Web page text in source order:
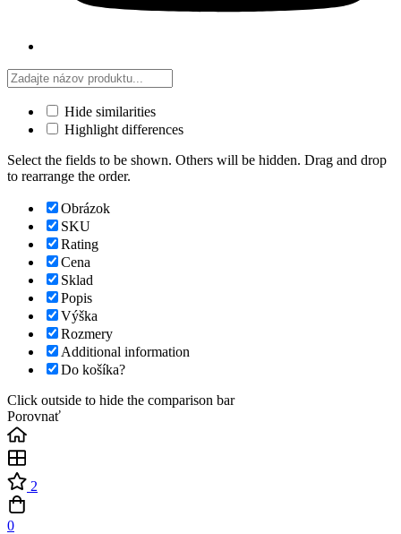
Hide similarities
Highlight differences
Select the fields to be shown. Others will be hidden. Drag and drop
to rearrange the order.
Obrázok
SKU
Rating
Cena
Sklad
Popis
Výška
Rozmery
Additional information
Do košíka?
Click outside to hide the comparison bar
Porovnať
2
0